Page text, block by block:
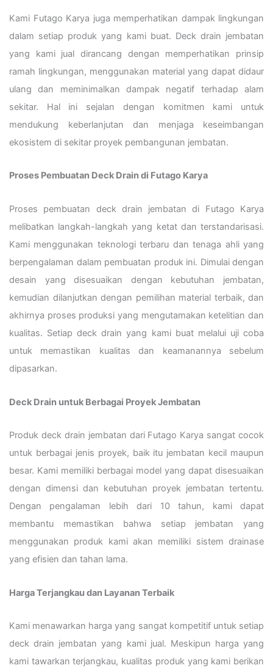
Kami Futago Karya juga memperhatikan dampak lingkungan
dalam setiap produk yang kami buat. Deck drain jembatan
yang kami jual dirancang dengan memperhatikan prinsip
ramah lingkungan, menggunakan material yang dapat didaur
ulang dan meminimalkan dampak negatif terhadap alam
sekitar. Hal ini sejalan dengan komitmen kami untuk
mendukung keberlanjutan dan menjaga keseimbangan
ekosistem di sekitar proyek pembangunan jembatan.
Proses Pembuatan Deck Drain di Futago Karya
Proses pembuatan deck drain jembatan di Futago Karya
melibatkan langkah-langkah yang ketat dan terstandarisasi.
Kami menggunakan teknologi terbaru dan tenaga ahli yang
berpengalaman dalam pembuatan produk ini. Dimulai dengan
desain yang disesuaikan dengan kebutuhan jembatan,
kemudian dilanjutkan dengan pemilihan material terbaik, dan
akhirnya proses produksi yang mengutamakan ketelitian dan
kualitas. Setiap deck drain yang kami buat melalui uji coba
untuk memastikan kualitas dan keamanannya sebelum
dipasarkan.
Deck Drain untuk Berbagai Proyek Jembatan
Produk deck drain jembatan dari Futago Karya sangat cocok
untuk berbagai jenis proyek, baik itu jembatan kecil maupun
besar. Kami memiliki berbagai model yang dapat disesuaikan
dengan dimensi dan kebutuhan proyek jembatan tertentu.
Dengan pengalaman lebih dari 10 tahun, kami dapat
membantu memastikan bahwa setiap jembatan yang
menggunakan produk kami akan memiliki sistem drainase
yang efisien dan tahan lama.
Harga Terjangkau dan Layanan Terbaik
Kami menawarkan harga yang sangat kompetitif untuk setiap
deck drain jembatan yang kami jual. Meskipun harga yang
kami tawarkan terjangkau, kualitas produk yang kami berikan